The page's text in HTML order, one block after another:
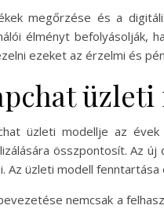
megőrzése és a
élményt befolyásolják,
ezeket az érzelmi és
üzleti modellje az
összpontosít. Az
Az üzleti modell
nemcsak a